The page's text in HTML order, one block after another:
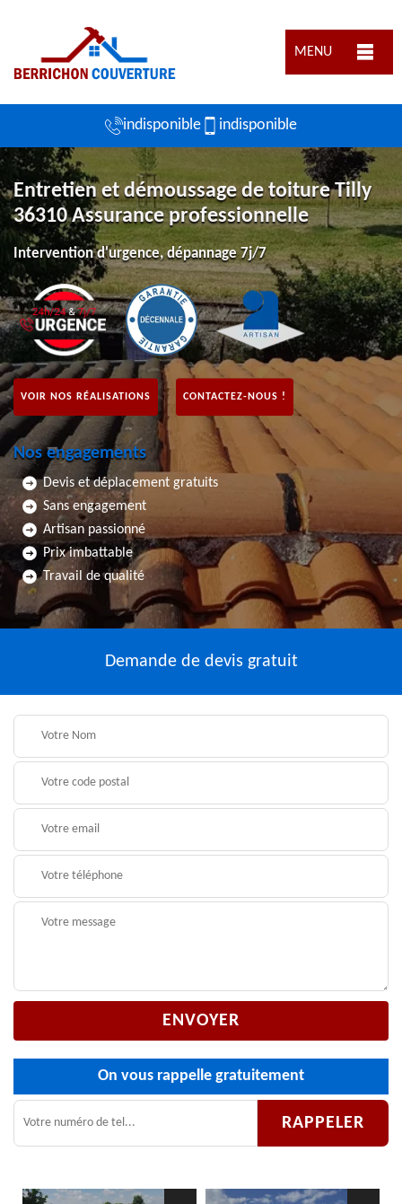
MENU
indisponible indisponible
Entretien et démoussage de toiture Tilly
36310 Assurance professionnelle
Intervention d'urgence, dépannage 7j/7
VOIR NOS RÉALISATIONS CONTACTEZ-NOUS !
Nos engagements
Devis et déplacement gratuits
Sans engagement
Artisan passionné
Prix imbattable
Travail de qualité
Demande de devis gratuit
On vous rappelle gratuitement